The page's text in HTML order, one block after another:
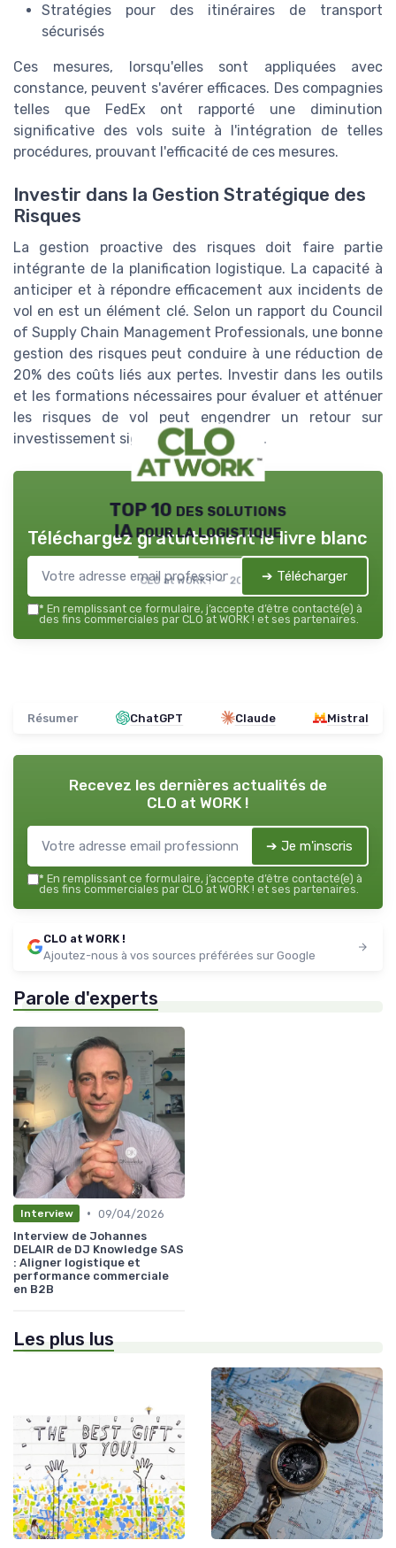
Stratégies pour des itinéraires de transport
sécurisés
Ces mesures, lorsqu'elles sont appliquées avec
constance, peuvent s'avérer efficaces. Des compagnies
telles que FedEx ont rapporté une diminution
significative des vols suite à l'intégration de telles
procédures, prouvant l'efficacité de ces mesures.
Investir dans la Gestion Stratégique des
Risques
La gestion proactive des risques doit faire partie
intégrante de la planification logistique. La capacité à
anticiper et à répondre efficacement aux incidents de
vol en est un élément clé. Selon un rapport du Council
of Supply Chain Management Professionals, une bonne
gestion des risques peut conduire à une réduction de
20% des coûts liés aux pertes. Investir dans les outils
et les formations nécessaires pour évaluer et atténuer
les risques de vol peut engendrer un retour sur
investissement significatif et durable.
TOP 10 des solutions
IA pour la logistique
CLO at WORK ! — 2026
Téléchargez gratuitement le livre blanc
➔ Télécharger
* En remplissant ce formulaire, j’accepte d’être contacté(e) à
des fins commerciales par CLO at WORK ! et ses partenaires.
Résumer ChatGPT Claude Mistral
Recevez les dernières actualités de
CLO at WORK !
➔ Je m'inscris
* En remplissant ce formulaire, j’accepte d’être contacté(e) à
des fins commerciales par CLO at WORK ! et ses partenaires.
CLO at WORK !
Ajoutez-nous à vos sources préférées sur Google
Parole d'experts
Interview • 09/04/2026
Interview de Johannes
DELAIR de DJ Knowledge SAS
: Aligner logistique et
performance commerciale
en B2B
Les plus lus